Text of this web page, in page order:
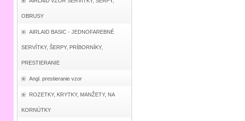
OBRUSY
AIRLAID BASIC - JEDNOFAREBNÉ
SERVÍTKY, ŠERPY, PRÍBORNÍKY,
PRESTIERANIE
Angl. prestieranie vzor
ROZETKY, KRYTKY, MANŽETY, NA
KORNÚTKY